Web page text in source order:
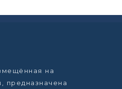
на
предназначена